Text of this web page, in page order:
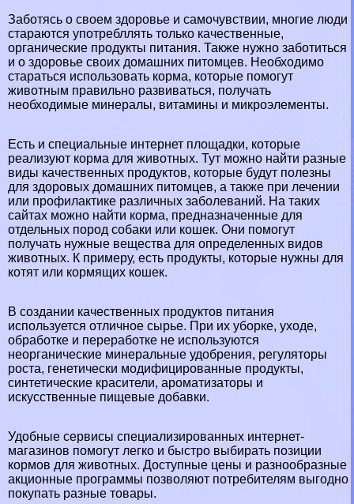
Заботясь о своем здоровье и самочувствии, многие люди
стараются употрeбллять только качественные,
органические продукты питания. Также нужно заботиться
и о здоровье своих домашних питомцев. Необходимо
стараться использовать корма, которые помогут
животным правильно развиваться, получать
необходимые минералы, витамины и микроэлементы.
Есть и специальные интернет площадки, которые
реализуют корма для животных. Тут можно найти разные
виды качественных продуктов, которые будут полезны
для здоровых домашних питомцев, а также при лечении
или профилактике различных заболеваний. На таких
сайтах можно найти корма, предназначенные для
отдельных пород собаки или кошек. Они помогут
получать нужные вещества для определенных видов
животных. К примеру, есть продукты, которые нужны для
котят или кормящих кошек.
В создании качественных продуктов питания
используется отличное сырье. При их уборке, уходе,
обработке и переработке не используются
неорганические минеральные удобрения, регуляторы
роста, генетически модифицированные продукты,
синтетические красители, ароматизаторы и
искусственные пищевые добавки.
Удобные сервисы специализированных интернет-
магазинов помогут легко и быстро выбирать позиции
кормов для животных. Доступные цены и разнообразные
акционные программы позволяют потребителям выгодно
покупать разные товары.